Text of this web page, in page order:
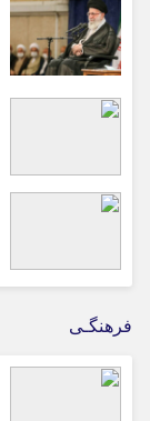
فرهنگـی